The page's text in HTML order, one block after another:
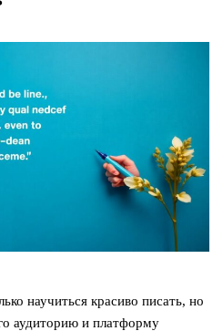
научиться красиво писать, но
аудиторию и платформу